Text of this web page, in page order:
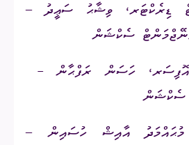
ޑިރެކްޓަރ، ވިޝާޙު ސަޢީދު –
ސެކްޝަން
ހަސަން ރަފްޙާން -
ސެކްޝަން
މުޙައްމަދު އާއިޝް ހުސައިން –